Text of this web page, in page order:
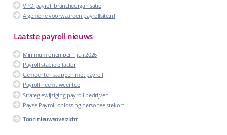
VPO payroll brancheorganisatie
Algemene voorwaarden payrollsite.nl
Laatste payroll nieuws
Minimumlonen per 1 juli 2026
Payroll stabiele factor
Gemeenten stoppen met payroll
Payroll neemt weer toe
Strategiewijziging payroll bedrijven
Payse Payroll oplossing personeelstekort
Toon nieuwsoverzicht